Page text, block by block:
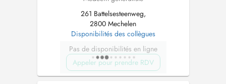
261 Battelsesteenweg,
2800 Mechelen
Disponibilités des collègues
Pas de disponibilités en ligne
Appeler pour prendre RDV